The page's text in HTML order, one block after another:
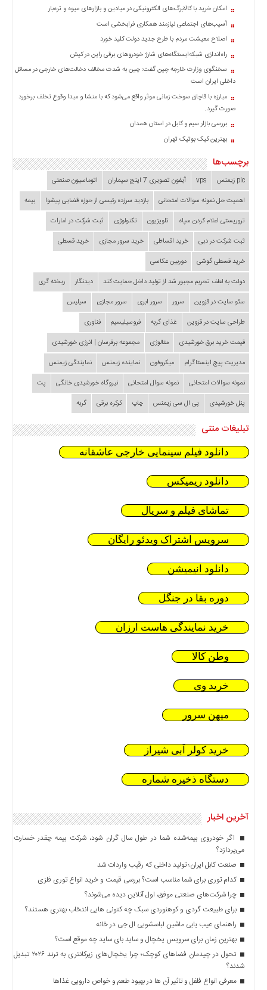
امکان خرید با کالابرگ‌های الکترونیکی در میادین و بازارهای میوه و تره‌بار
آسیب‌های اجتماعی نیازمند همکاری فرابخشی است
اصلاح معیشت مردم با طرح جدید دولت کلید خورد
راه‌اندازی شبکه‌ایستگاه‌های شارژ خودروهای برقی راین در کیش
سخنگوی وزارت خارجه چین گفت: چین به شدت مخالف دخالت‌های خارجی در مسائل
داخلی ایران است
مبارزه با قاچاق سوخت زمانی موثر واقع می‌شود که با منشا و مبدا وقوع تخلف برخورد
صورت گیرد.
بررسی بازار سیم و کابل در استان همدان
بهترین کیک بوتیک تهران
برچسب‌ها
plc زیمنس vps آیفون تصویری 7 اینچ سیماران
اتوماسیون صنعتی
اهمیت حل نمونه سوالات امتحانی
بازدید سرزده‌ رئیسی از حوزه قضایی ‌پیشوا
بیمه
تروریستی اعلام کردن سپاه
تلویزیون تکنولوژی
ثبت شرکت در امارات
ثبت شرکت در دبی
خرید اقساطی خرید سرور مجازی
خرید قسطی
خرید قسطی گوشی
دوربین عکاسی
دولت به لطف تحریم مجبور شد از تولید داخل حمایت کند
دیدنگار
ریخته گری
سئو سایت در قزوین
سرور سرور ابری سرور مجازی
سیلیس
طراحی سایت در قزوین
غذای گربه فروسیلیسیم
فناوری
قیمت خرید برق خورشیدی
متالوژی
مجموعه برقرسان | انرژی خورشیدی
مدیریت پیج اینستاگرام
میکروفون نماینده زیمنس
نمایندگی زیمنس
نمونه سوالات امتحانی
نمونه سوال امتحانی نیروگاه خورشیدی خانگی
پت
پنل خورشیدی
پی ال سی زیمنس چاپ کرکره برقی گربه
تبلیغات متنی
دانلود فیلم سینمایی خارجی عاشقانه
دانلود ریمیکس
تماشای فیلم و سریال
سرویس اشتراک ویدئو رایگان
دانلود انیمیشن
دوره بقا در جنگل
خرید نمایندگی هاست ارزان
وطن کالا
خرید وی
میهن سرور
خرید کولر آبی شیراز
دستگاه ذخیره شماره
آخرین اخبار
اگر خودروی بیمه‌شده شما در طول سال گران شود، شرکت بیمه چقدر خسارت
می‌پردازد؟
صنعت کابل ایران؛ تولید داخلی که رقیب واردات شد
کدام توری برای شما مناسب است؟ بررسی قیمت و خرید انواع توری فلزی
چرا شرکت‌های صنعتی موفق، اول آنلاین دیده می‌شوند؟
برای طبیعت گردی و کوهنوردی سبک چه کتونی هایی انتخاب بهتری هستند؟
راهنمای عیب یابی ماشین لباسشویی ال جی در خانه
بهترین زمان برای سرویس یخچال و ساید بای ساید چه موقع است؟
تحول در چیدمان فضاهای کوچک؛ چرا یخچال‌های زیرکانتری به ترند ۲۰۲۶ تبدیل
شدند؟
معرفی انواع فلفل و تاثیر آن ‌ها در بهبود طعم و خواص دارویی غذاها